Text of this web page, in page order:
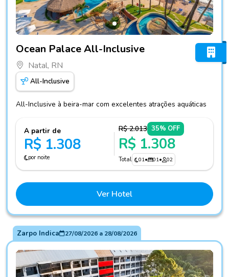
Ocean Palace All-Inclusive
Natal, RN
All-Inclusive
All-Inclusive à beira-mar com excelentes atrações aquáticas
A partir de
R$ 1.308
por noite
R$ 2.013 35% OFF
R$ 1.308
Total 01• 01• 02
Ver Hotel
Zarpo Indica 27/08/2026a 28/08/2026